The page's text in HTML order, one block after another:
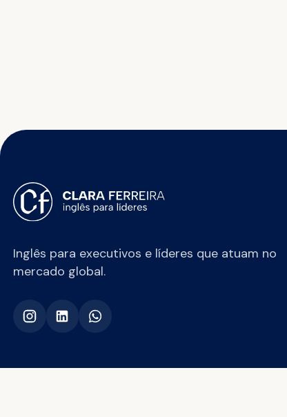
Inglês para executivos e líderes que atuam no
mercado global.